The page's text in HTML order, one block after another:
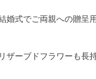
式でご両親への贈呈
ザーブドフラワーも長